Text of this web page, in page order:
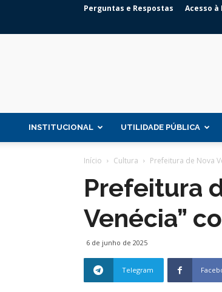
Perguntas e Respostas Acesso
INSTITUCIONAL UTILIDADE PÚBLICA
Início Cultura Prefeitura de Nova
Prefeitura
Venécia”
6 de junho de 2025
Telegram